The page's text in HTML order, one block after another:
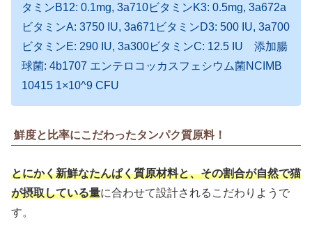
タミンB12: 0.1mg, 3a710ビタミンK3: 0.5mg, 3a672a
ビタミンA: 3750 IU, 3a671ビタミンD3: 500 IU, 3a700
ビタミンE: 290 IU, 3a300ビタミンC: 12.5 IU 添加腸
球菌: 4b1707 エンテロコッカスフェシウム菌NCIMB
10415 1×10^9 CFU
鮮度と比率にこだわったタンパク質原料！
とにかく新鮮なたんぱく質原材料と、その割合が自然で猫
が摂取している量に合わせて設計されるこだわりようで
す。